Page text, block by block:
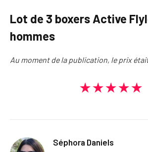
Lot de 3 boxers Active
hommes
Au moment de la publication, le prix
★★★★★
Séphora Daniels